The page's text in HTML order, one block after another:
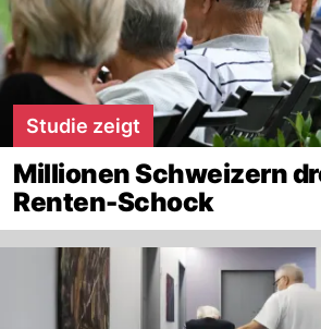
Studie zeigt
Millionen Schweizern
Renten-Schock